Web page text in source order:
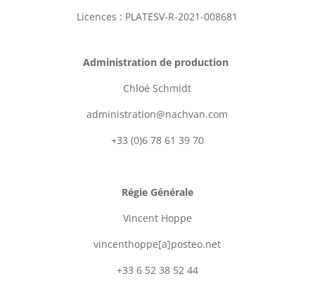
Licences : PLATESV-R-2021-008681
Administration de production
Chloé Schmidt
administration@nachvan.com
+33 (0)6 78 61 39 70
Régie Générale
Vincent Hoppe
vincenthoppe[a]posteo.net
+33 6 52 38 52 44